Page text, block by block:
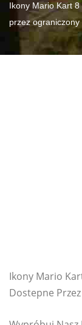
Ikony Mario Kart
przez ograniczony
Ikony Mario
Dostepne